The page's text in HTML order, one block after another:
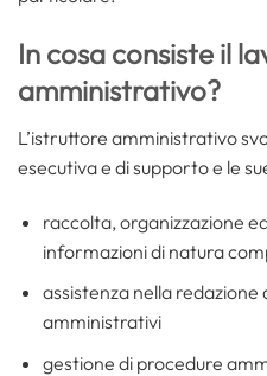
In cosa consiste il
amministrativo?
L’istruttore amministrativo
esecutiva e di supporto e le
raccolta, organizzazione
informazioni di natura
assistenza nella
amministrativi
gestione di procedure